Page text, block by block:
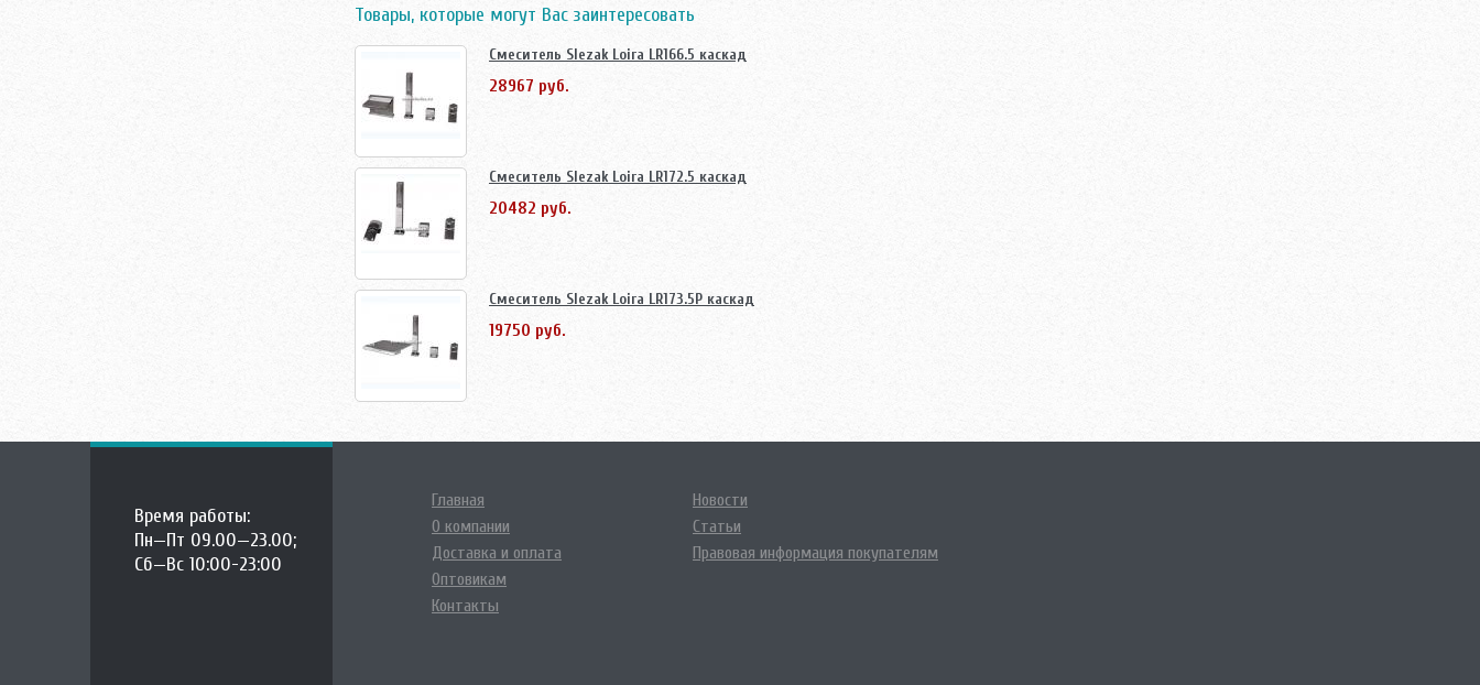
Товары, которые могут Вас заинтересовать
Смеситель Slezak Loira LR166.5 каскад
28967 руб.
Смеситель Slezak Loira LR172.5 каскад
20482 руб.
Смеситель Slezak Loira LR173.5P каскад
19750 руб.
Время работы:
Пн—Пт 09.00—23.00;
Сб—Вс 10:00-23:00
Главная
О компании
Доставка и оплата
Оптовикам
Контакты
Новости
Статьи
Правовая информация покупателям